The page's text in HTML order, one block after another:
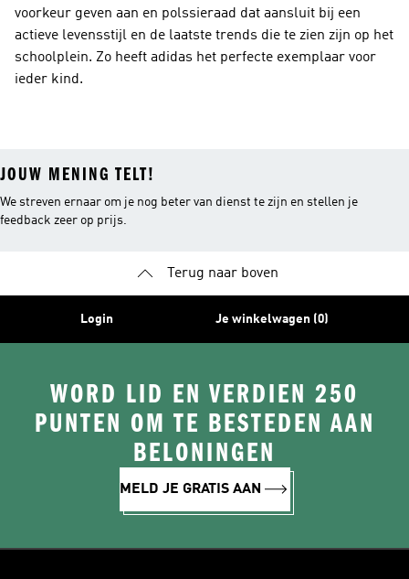
voorkeur geven aan en polssieraad dat aansluit bij een
actieve levensstijl en de laatste trends die te zien zijn op het
schoolplein. Zo heeft adidas het perfecte exemplaar voor
ieder kind.
JOUW MENING TELT!
We streven ernaar om je nog beter van dienst te zijn en stellen je
feedback zeer op prijs.
Terug naar boven
Login Je winkelwagen (0)
WORD LID EN VERDIEN 250
PUNTEN OM TE BESTEDEN AAN
BELONINGEN
MELD JE GRATIS AAN